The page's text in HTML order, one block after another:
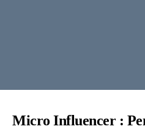
Micro Influencer :